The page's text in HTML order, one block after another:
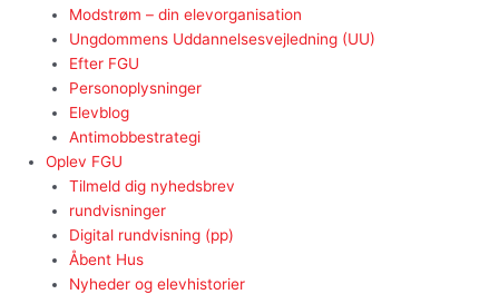
Modstrøm – din elevorganisation
Ungdommens Uddannelsesvejledning (UU)
Efter FGU
Personoplysninger
Elevblog
Antimobbestrategi
Oplev FGU
Tilmeld dig nyhedsbrev
rundvisninger
Digital rundvisning (pp)
Åbent Hus
Nyheder og elevhistorier